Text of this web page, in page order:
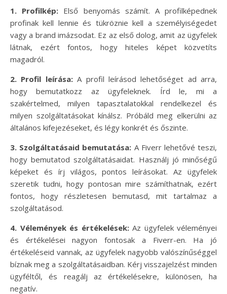
1. Profilkép: Első benyomás számít. A profilképednek
profinak kell lennie és tükröznie kell a személyiségedet
vagy a brand imázsodat. Ez az első dolog, amit az ügyfelek
látnak, ezért fontos, hogy hiteles képet közvetíts
magadról.
2. Profil leírása:A profil leírásod lehetőséget ad arra,
hogy bemutatkozz az ügyfeleknek. Írd le, mi a
szakértelmed, milyen tapasztalatokkal rendelkezel és
milyen szolgáltatásokat kínálsz. Próbáld meg elkerülni az
általános kifejezéseket, és légy konkrét és őszinte.
3. Szolgáltatásaid bemutatása: A Fiverr lehetővé teszi,
hogy bemutatod szolgáltatásaidat. Használj jó minőségű
képeket és írj világos, pontos leírásokat. Az ügyfelek
szeretik tudni, hogy pontosan mire számíthatnak, ezért
fontos, hogy részletesen bemutasd, mit tartalmaz a
szolgáltatásod.
4. Vélemények és értékelések:Az ügyfelek véleményei
és értékelései nagyon fontosak a Fiverr-en. Ha jó
értékeléseid vannak, az ügyfelek nagyobb valószínűséggel
bíznak meg a szolgáltatásaidban. Kérj visszajelzést minden
ügyféltől, és reagálj az értékelésekre, különösen, ha
negatív.